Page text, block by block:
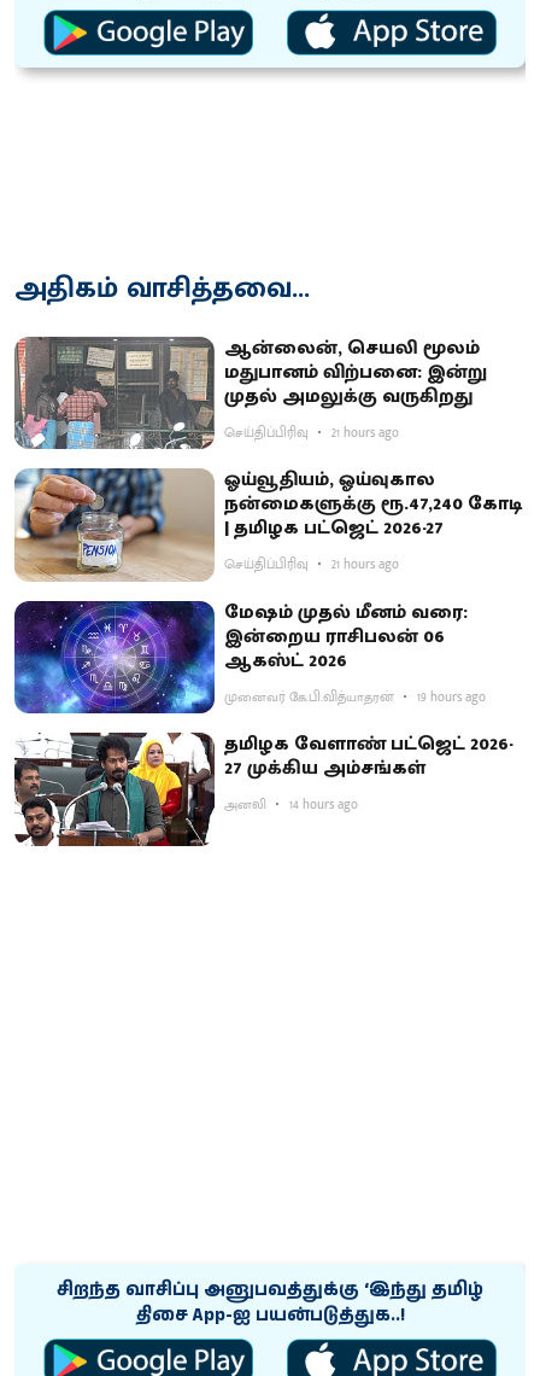
அதிகம் வாசித்தவை...
ஆன்லைன், செயலி மூலம்
மதுபானம் விற்பனை: இன்று
முதல் அமலுக்கு வருகிறது
செய்திப்பிரிவு 21 hours ago
ஓய்வூதியம், ஓய்வுகால
நன்மைகளுக்கு ரூ.47,240 கோடி
| தமிழக பட்ஜெட் 2026-27
செய்திப்பிரிவு 21 hours ago
மேஷம் முதல் மீனம் வரை:
இன்றைய ராசிபலன் 06
ஆகஸ்ட் 2026
முனைவர் கே.பி.வித்யாதரன் 19 hours ago
தமிழக வேளாண் பட்ஜெட் 2026-
27 முக்கிய அம்சங்கள்
அனலி 14 hours ago
சிறந்த வாசிப்பு அனுபவத்துக்கு ‘இந்து தமிழ்
திசை App-ஐ பயன்படுத்துக..!